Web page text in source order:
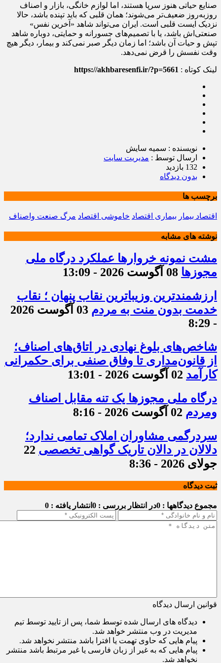
صنایع حیاتی هنوز سرپا هستند، اما لوازم خانگی، بازار و اصناف
روزبه‌روز ضعیف‌تر می‌شوند؛ همان قلبی که باید تپنده باشد، حالا
نزدیک ایست قلبی است. ایران می‌تواند شاهد «آخرین نفس»
صنعتی‌اش باشد، یا با تصمیم‌های جسورانه و حمایتی، دوباره شاهد
تپش و حیات آن باشد؛ اما زمان دیگر صبر نمی‌کند و بیمار، دیگر هیچ
وقت نفسش را قرض نمی‌دهد.
لینک کوتاه : https://akhbaresenfi.ir/?p=5661
نویسنده : سمیه سایش
ارسال توسط : مدیریت سایت
132 بازدید
بدون دیدگاه
برچسب ها
اقتصاد بیمار بیماری اقتصاد خاموشی اقتصاد مرگ صنعت واصناف
نوشته های مشابه
مشت نمونه خروارها عملکرد درگاه ملی
مجوزها 08 آگوست 2026 - 13:09
ارزشمندترین وزیباترین نقاب پنهان ؛ نقاب
خدمت بدون منت به مردم
03 آگوست 2026
- 8:29
شاخص‌های بلوغ نهادی در اتاق‌های اصناف؛
از قانون‌مداری تا وفاق صنفی برای حکمرانی
کارآمد 02 آگوست 2026 - 13:01
درگاه ملی مجوزها یک تنه مقابل اصناف
ومردم 02 آگوست 2026 - 8:16
سردرگمی مشاوران املاک تمامی ندارد؛
دلالان در دالان تاریک گواهی تخصصی 22
جولای 2026 - 8:36
ثبت دیدگاه
مجموع دیدگاهها : 0 در انتظار بررسی : 0 انتشار یافته : 0
قوانین ارسال دیدگاه
دیدگاه های ارسال شده توسط شما، پس از تایید توسط تیم
مدیریت در وب منتشر خواهد شد.
پیام هایی که حاوی تهمت یا افترا باشد منتشر نخواهد شد.
پیام هایی که به غیر از زبان فارسی یا غیر مرتبط باشد منتشر
نخواهد شد.